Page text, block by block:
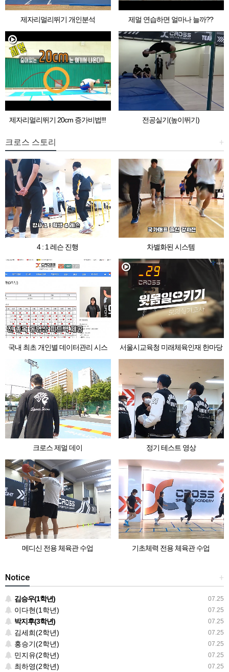
제자리멀리뛰기 개인분석 제멀 연습하면 얼마나 늘까??
제자리멀리뛰기 20cm 증가비법!!! 전공실기(높이뛰기)
+
크로스 스토리
4 : 1 레슨 진행 차별화된 시스템
국내 최초 개인별 데이터관리 시스
템
서울시교육청 미래체육인재 한마당
크로스 제멀 데이 정기 테스트 영상
메디신 전용 체육관 수업 기초체력 전용 체육관 수업
+
Notice
07.25
김승우(1학년)
07.25
이다현(1학년)
07.25
박지후(3학년)
07.25
김세희(2학년)
07.25
홍승기(2학년)
07.25
민지유(2학년)
07.25
최하영(2학년)